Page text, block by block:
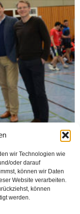
wir Technologien wie
oder darauf
können wir Daten
Website verarbeiten.
können
werden.